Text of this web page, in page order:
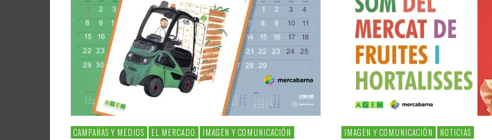
CAMPAÑAS Y MEDIOS EL MERCADO
IMAGEN Y COMUNICACIÓN
IMAGEN Y COMUNICACIÓN NOTICIAS